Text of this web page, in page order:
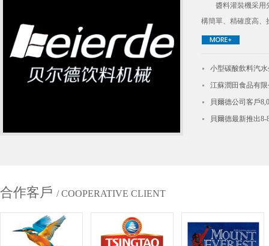
醬料灌裝機采用
構簡單、精確度高、
調味品中帶顆粒并且
別為：辣椒醬、牛
灌裝的，灌裝機分
小型碳酸飲料汽
江蘇潤田食品有
貝爾德公司客戶
貝爾德最新推出
合作客戶 / COOPERATIVE CLIENT